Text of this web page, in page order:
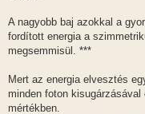
A nagyobb baj azokkal a
fordított energia a
megsemmisül. ***
Mert az energia elvesztés
minden foton
mértékben.